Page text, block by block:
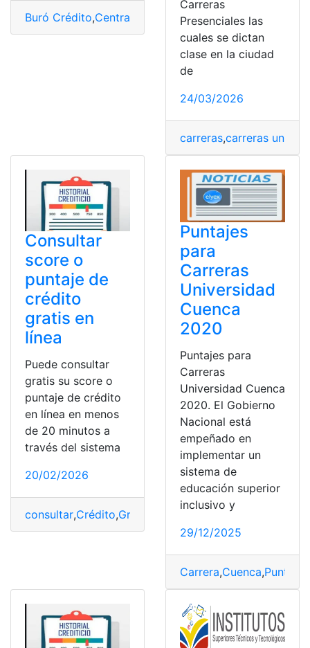
Buró Crédito,Central de Riesgos,Créditos, Puntaje
Carreras
Presenciales las
cuales se dictan
clase en la ciudad
de
24/03/2026
carreras,carreras
Consultar
score o
puntaje de
crédito
gratis en
línea
Puede consultar
gratis su score o
puntaje de crédito
en línea en menos
de 20 minutos a
través del sistema
20/02/2026
consultar,Crédito,Gratis
Puntajes
para
Carreras
Universidad
Cuenca
2020
Puntajes para
Carreras
Universidad Cuenca
2020. El Gobierno
Nacional está
empeñado en
implementar un
sistema de
educación superior
inclusivo y
29/12/2025
Carrera,Cuenca,Puntaje